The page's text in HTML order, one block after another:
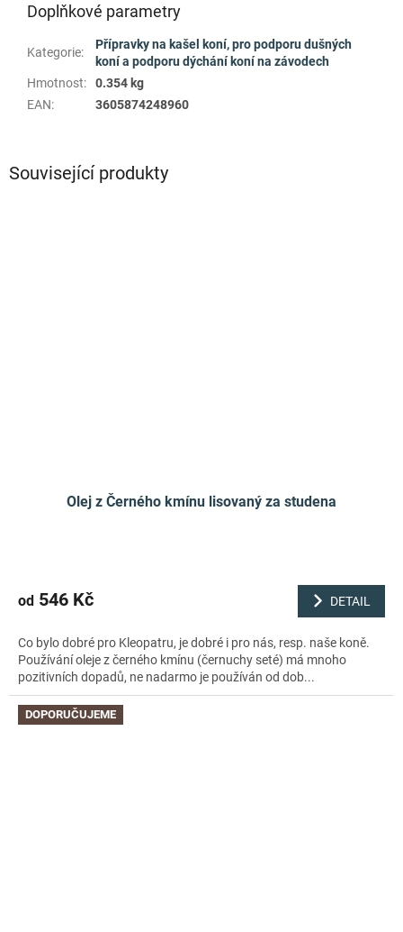
Související produkty
Olej z Černého kmínu lisovaný za studena
od 546 Kč DETAIL
Co bylo dobré pro Kleopatru, je dobré i pro nás, resp. naše koně.
Používání oleje z černého kmínu (černuchy seté) má mnoho
pozitivních dopadů, ne nadarmo je používán od dob...
DOPORUČUJEME
Doplňkové parametry
Kategorie:
Přípravky na kašel koní, pro podporu dušných
koní a podporu dýchání koní na závodech
Hmotnost:
0.354 kg
EAN: 3605874248960